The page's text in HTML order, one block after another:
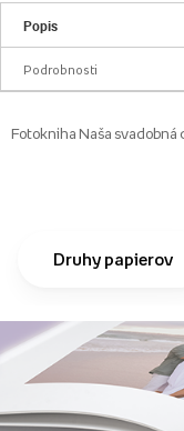
Popis
Podrobnosti
Fotokniha Naša svadobná
Druhy papierov